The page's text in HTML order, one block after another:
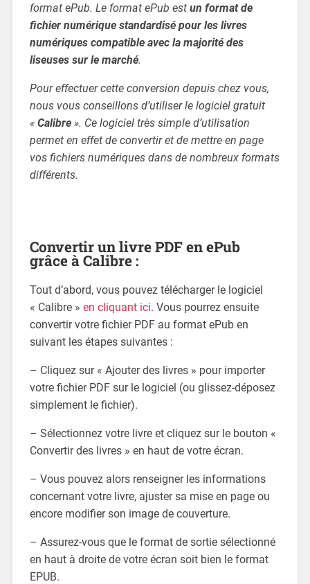
format ePub. Le format ePub est un format de
fichier numérique standardisé pour les livres
numériques compatible avec la majorité des
liseuses sur le marché.
Pour effectuer cette conversion depuis chez vous,
nous vous conseillons d’utiliser le logiciel gratuit
« Calibre». Ce logiciel très simple d’utilisation
permet en effet de convertir et de mettre en page
vos fichiers numériques dans de nombreux formats
différents.
Convertir un livre PDF en ePub
grâce à Calibre :
Tout d’abord, vous pouvez télécharger le logiciel
« Calibre » en cliquant ici. Vous pourrez ensuite
convertir votre fichier PDF au format ePub en
suivant les étapes suivantes :
– Cliquez sur « Ajouter des livres » pour importer
votre fichier PDF sur le logiciel (ou glissez-déposez
simplement le fichier).
– Sélectionnez votre livre et cliquez sur le bouton «
Convertir des livres » en haut de votre écran.
– Vous pouvez alors renseigner les informations
concernant votre livre, ajuster sa mise en page ou
encore modifier son image de couverture.
– Assurez-vous que le format de sortie sélectionné
en haut à droite de votre écran soit bien le format
EPUB.